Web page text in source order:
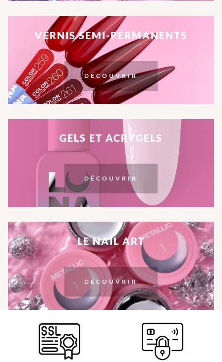
VERNIS SEMI-PERMANENTS
DÉCOUVRIR
GELS ET ACRYGELS
DÉCOUVRIR
LE NAIL ART
DÉCOUVRIR